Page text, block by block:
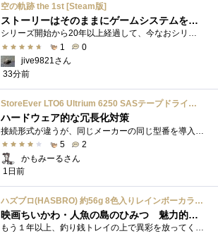
空の軌跡 the 1st [Steam版]
ストーリーはそのままにゲームシステムを現代化
1
0
jive9821さん
33分前
StoreEver LTO6 Ultrium 6250 SASテープドライブ(内蔵型)
ハードウェア的な冗長化対策
5
2
かもみーるさん
1日前
ハズブロ(HASBRO) 約56g 8色入りレインボーカラーのプレイ・ドー、新学期用品、2才以上のプリスクールの子供向け、子供向けのアート&クラフト 粘土 ねんど、こどもの日、子供の日プレゼント
映画ちいかわ・人魚の島のひみつ 魅力的なビラン：セイレーンを造ってみた
もう１年以上、釣り銭トレイの上で異彩を放ってくれたミャクミャクのマグネット 映画ちいかわ人魚の島のひみつを鑑賞後、素敵なビランのセイ...